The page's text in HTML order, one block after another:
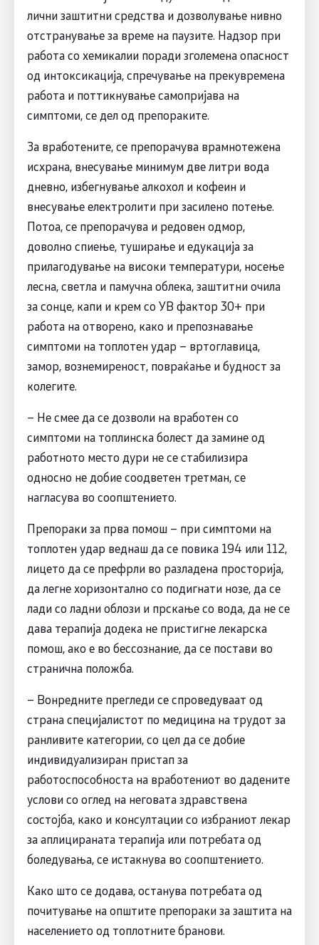
лични заштитни средства и дозволување нивно
отстранување за време на паузите. Надзор при
работа со хемикалии поради зголемена опасност
од интоксикација, спречување на прекувремена
работа и поттикнување самопријава на
симптоми, се дел од препораките.
За вработените, се препорачува врамнотежена
исхрана, внесување минимум две литри вода
дневно, избегнување алкохол и кофеин и
внесување електролити при засилено потење.
Потоа, се препорачува и редовен одмор,
доволно спиење, туширање и едукација за
прилагодување на високи температури, носење
лесна, светла и памучна облека, заштитни очила
за сонце, капи и крем со УВ фактор 30+ при
работа на отворено, како и препознавање
симптоми на топлотен удар – вртоглавица,
замор, вознемиреност, повраќање и будност за
колегите.
– Не смее да се дозволи на вработен со
симптоми на топлинска болест да замине од
работното место дури не се стабилизира
односно не добие соодветен третман, се
нагласува во соопштението.
Препораки за прва помош – при симптоми на
топлотен удар веднаш да се повика 194 или 112,
лицето да се префрли во разладена просторија,
да легне хоризонтално со подигнати нозе, да се
лади со ладни облози и прскање со вода, да не се
дава терапија додека не пристигне лекарска
помош, ако е во бессознание, да се постави во
странична положба.
– Вонредните прегледи се спроведуваат од
страна специјалистот по медицина на трудот за
ранливите категории, со цел да се добие
индивидуализиран пристап за
работоспособноста на вработениот во дадените
услови со оглед на неговата здравствена
состојба, како и консултации со избраниот лекар
за аплицираната терапија или потребата од
боледувања, се истакнува во соопштението.
Како што се додава, останува потребата од
почитување на општите препораки за заштита на
населението од топлотните бранови.